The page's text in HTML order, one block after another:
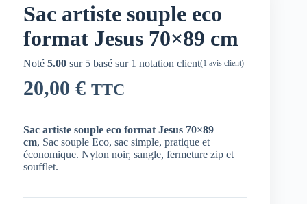
Sac artiste souple eco
format Jesus 70×89 cm
Noté 5.00 sur 5 basé sur 1 notation client(1 avis client)
20,00 € TTC
Sac artiste souple eco format Jesus 70×89
cm, Sac souple Eco, sac simple, pratique et
économique. Nylon noir, sangle, fermeture zip et
soufflet.